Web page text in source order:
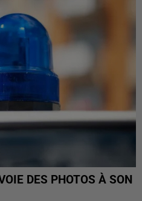
DES PHOTOS À SON